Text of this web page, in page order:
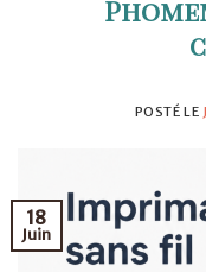
POSTÉ LE
18
Juin